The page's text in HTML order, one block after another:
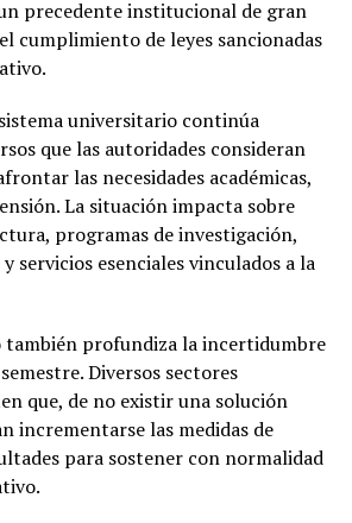
precedente institucional de gran
cumplimiento de leyes sancionadas
universitario continúa
que las autoridades consideran
las necesidades académicas,
La situación impacta sobre
programas de investigación,
servicios esenciales vinculados a la
también profundiza la incertidumbre
Diversos sectores
que, de no existir una solución
incrementarse las medidas de
para sostener con normalidad